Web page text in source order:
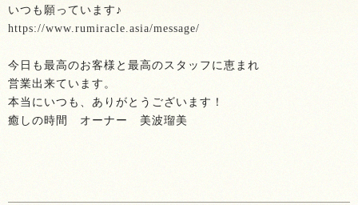
いつも願っています♪
https://www.rumiracle.asia/message/
今日も最高のお客様と最高のスタッフに恵まれ
営業出来ています。
本当にいつも、ありがとうございます！
癒しの時間 オーナー 美波瑠美